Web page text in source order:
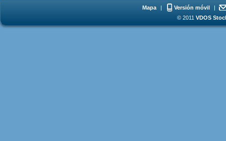
Mapa | Versión móvil
|
© 2011 VDOS